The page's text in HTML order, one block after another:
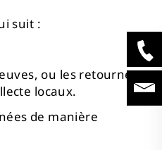
suit :
ou les retourner
locaux.
de manière